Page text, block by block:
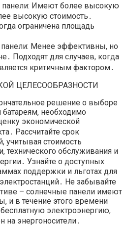
панели: Имеют более высокую
высокую стоимость․
ограничена площадь
панели: Менее эффективны, но
Подходят для случаев, когда
критичным фактором․
ЦЕЛЕСООБРАЗНОСТИ
решение о выборе
необходимо
экономической
Рассчитайте срок
учитывая стоимость
технического обслуживания и
Узнайте о доступных
поддержки и льготах для
Не забывайте
– солнечные панели имеют
и в течение этого времени
электроэнергию,
на энергоносители․